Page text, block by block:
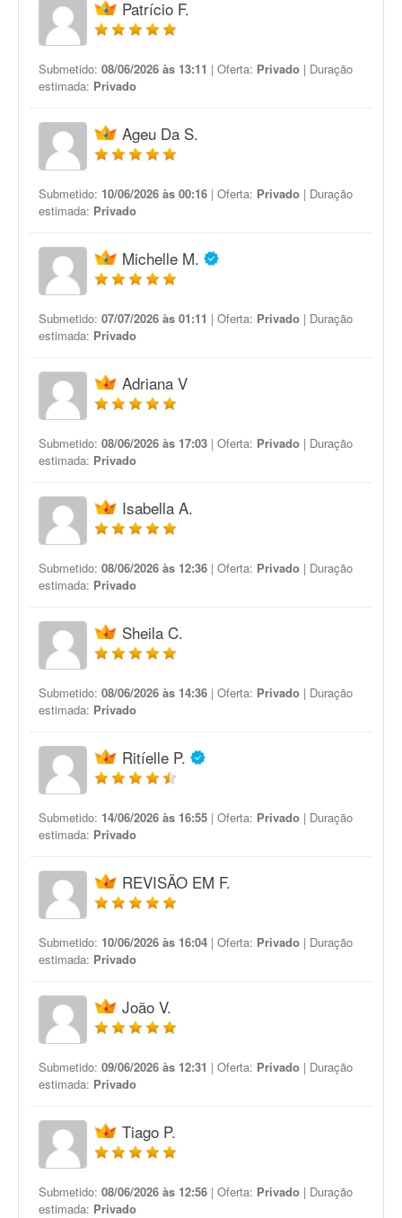
Patrício F.
Submetido: 08/06/2026 às 13:11 | Oferta: Privado | Duração
estimada: Privado
Ageu Da S.
Submetido: 10/06/2026 às 00:16 | Oferta: Privado | Duração
estimada: Privado
Michelle M.
Submetido: 07/07/2026 às 01:11 | Oferta: Privado | Duração
estimada: Privado
Adriana V
Submetido: 08/06/2026 às 17:03 | Oferta: Privado | Duração
estimada: Privado
Isabella A.
Submetido: 08/06/2026 às 12:36 | Oferta: Privado | Duração
estimada: Privado
Sheila C.
Submetido: 08/06/2026 às 14:36 | Oferta: Privado | Duração
estimada: Privado
Ritíelle P.
Submetido: 14/06/2026 às 16:55 | Oferta: Privado | Duração
estimada: Privado
REVISÃO EM F.
Submetido: 10/06/2026 às 16:04 | Oferta: Privado | Duração
estimada: Privado
João V.
Submetido: 09/06/2026 às 12:31 | Oferta: Privado | Duração
estimada: Privado
Tiago P.
Submetido: 08/06/2026 às 12:56 | Oferta: Privado | Duração
estimada: Privado